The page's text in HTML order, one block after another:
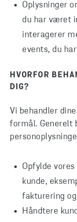
Oplysninger
du har været
interagerer
events, du
HVORFOR
DIG?
Vi behandler
formål. Generelt
Opfylde
kunde,
fakturering
Håndtere